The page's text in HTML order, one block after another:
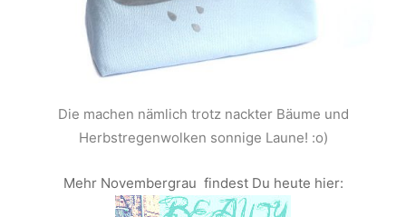
Die machen nämlich trotz nackter Bäume und
Herbstregenwolken sonnige Laune! :o)
Mehr Novembergrau findest Du heute hier: